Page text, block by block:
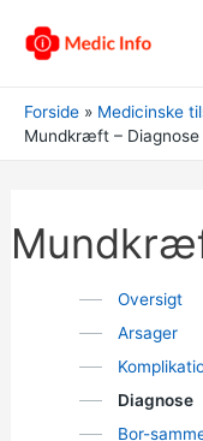
Forside Medicinske
Mundkræft – Diagnose
Oversigt
Arsager
Diagnose
Bor-